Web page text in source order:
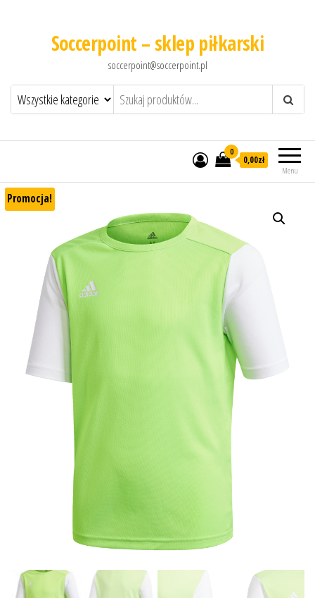
Soccerpoint – sklep piłkarski
soccerpoint@soccerpoint.pl
Menu
0
0,00zł
Promocja!